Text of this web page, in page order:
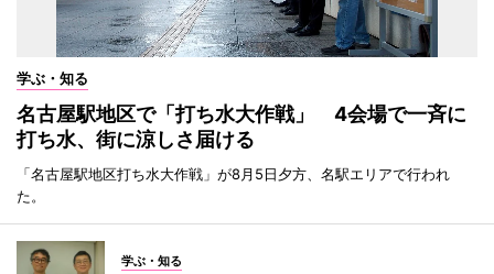
学ぶ・知る
名古屋駅地区で「打ち水大作戦」 4会場で一斉に
打ち水、街に涼しさ届ける
「名古屋駅地区打ち水大作戦」が8月5日夕方、名駅エリアで行われ
た。
学ぶ・知る